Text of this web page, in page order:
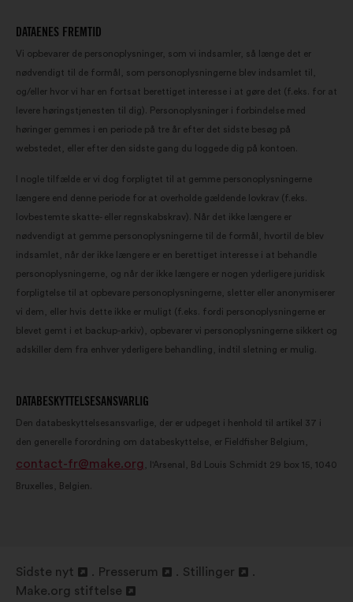
DATAENES FREMTID
Vi opbevarer de personoplysninger, som vi indsamler, så længe det er
nødvendigt til de formål, som personoplysningerne blev indsamlet til,
og/eller hvor vi har en fortsat berettiget interesse i at gøre det (f.eks. for at
levere høringstjenesten til dig). Personoplysninger i forbindelse med
høringer gemmes i en periode på tre år efter det sidste besøg på
webstedet, eller efter den sidste gang du loggede dig på kontoen.
I nogle tilfælde er vi dog forpligtet til at gemme personoplysningerne
længere end denne periode for at overholde gældende lovkrav (f.eks.
lovbestemte skatte- eller regnskabskrav). Når det ikke længere er
nødvendigt at gemme personoplysningerne til de formål, hvortil de blev
indsamlet, når der ikke længere er en berettiget interesse i at behandle
personoplysningerne, og når der ikke længere er nogen yderligere juridisk
forpligtelse til at opbevare personoplysningerne, sletter eller anonymiserer
vi dem, eller hvis dette ikke er muligt (f.eks. fordi personoplysningerne er
blevet gemt i et backup-arkiv), opbevarer vi personoplysningerne sikkert og
adskiller dem fra enhver yderligere behandling, indtil sletning er mulig.
DATABESKYTTELSESANSVARLIG
Den databeskyttelsesansvarlige, der er udpeget i henhold til artikel 37 i
den generelle forordning om databeskyttelse, er Fieldfisher Belgium,
contact-fr@make.org , l'Arsenal, Bd Louis Schmidt 29 box 15, 1040
Bruxelles, Belgien.
Sidste nyt Presserum Stillinger
Åbnes
Make.org stiftelse